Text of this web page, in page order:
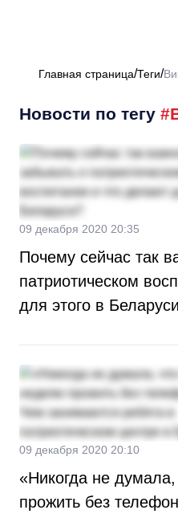
Главная страница Теги
Новости по тегу
09 декабря 2020 20:35
Почему сейчас так
патриотическом
для этого в
09 декабря 2020 20:10
«Никогда не
прожить без